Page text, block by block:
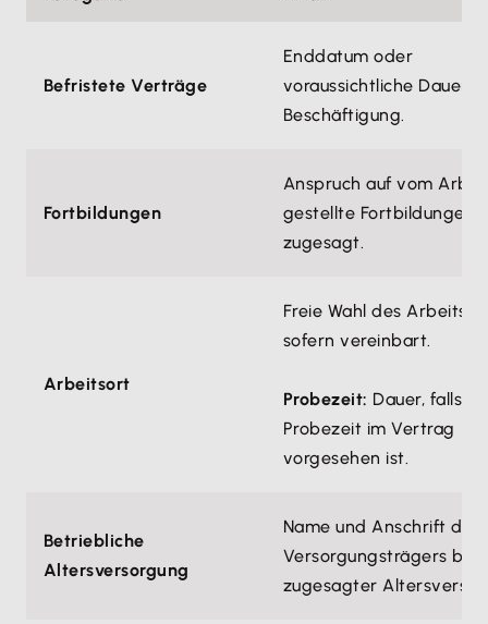
Befristete Verträge
Enddatum oder
voraussichtliche Dauer
Beschäftigung.
Fortbildungen
Anspruch auf vom
gestellte Fortbildungen,
zugesagt.
Arbeitsort
Freie Wahl des
sofern vereinbart.
Probezeit: Dauer, falls
Probezeit im Vertrag
vorgesehen ist.
Betriebliche
Altersversorgung
Name und Anschrift des
Versorgungsträgers bei
zugesagter